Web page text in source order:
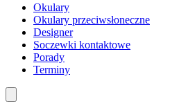
Okulary
Okulary przeciwsłoneczne
Designer
Soczewki kontaktowe
Porady
Terminy